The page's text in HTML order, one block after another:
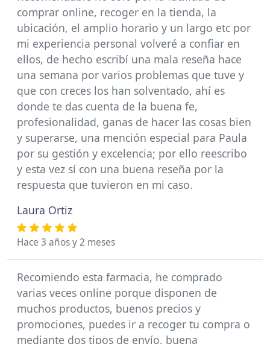
comprar online, recoger en la tienda, la
ubicación, el amplio horario y un largo etc por
mi experiencia personal volveré a confiar en
ellos, de hecho escribí una mala reseña hace
una semana por varios problemas que tuve y
que con creces los han solventado, ahí es
donde te das cuenta de la buena fe,
profesionalidad, ganas de hacer las cosas bien
y superarse, una mención especial para Paula
por su gestión y excelencia; por ello reescribo
y esta vez sí con una buena reseña por la
respuesta que tuvieron en mi caso.
Laura Ortiz
Hace 3 años y 2 meses
Recomiendo esta farmacia, he comprado
varias veces online porque disponen de
muchos productos, buenos precios y
promociones, puedes ir a recoger tu compra o
mediante dos tipos de envío, buena